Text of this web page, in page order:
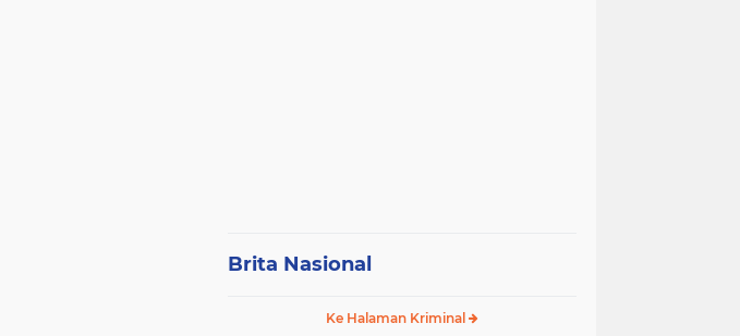
Brita Nasional
Ke Halaman Kriminal